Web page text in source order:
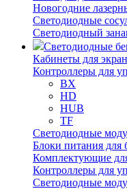
Новогодние
Светодиодные
Светодиодный
Светодиодные
Кабинеты для
Контроллеры для
BX
HD
HUB
TF
Светодиодные
Блоки питания для
Комплектующие
Контроллеры для
Светодиодные